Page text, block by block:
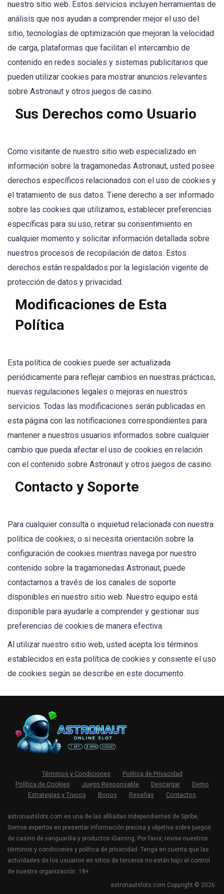
nuestro sitio web. Estos servicios incluyen herramientas de
análisis que nos ayudan a comprender mejor el uso del
sitio, tecnologías de optimización que mejoran la velocidad
de carga, plataformas que facilitan el intercambio de
contenido en redes sociales y sistemas publicitarios que
pueden utilizar cookies para mostrar anuncios relevantes
sobre Astronaut y otros juegos de casino.
Sus Derechos como Usuario
Como visitante de nuestro sitio web especializado en
información sobre la tragamonedas Astronaut, usted posee
derechos específicos relacionados con el uso de cookies y
el tratamiento de sus datos. Tiene derecho a ser informado
sobre las cookies que utilizamos, establecer preferencias
específicas para su uso, retirar su consentimiento en
cualquier momento y solicitar información detallada sobre
nuestros procesos de recopilación de datos. Estos
derechos están respaldados por la legislación vigente de
protección de datos y privacidad.
Modificaciones de Esta
Política
Esta política de cookies puede ser actualizada
periódicamente para reflejar cambios en nuestras prácticas,
nuevas regulaciones legales o mejoras en nuestros
servicios. Todas las modificaciones serán publicadas en
esta página con las notificaciones correspondientes para
mantener a nuestros usuarios informados sobre cualquier
cambio que pueda afectar el uso de cookies en relación
con el contenido sobre Astronaut y otros juegos de casino.
Contacto y Soporte
Para cualquier consulta o inquietud relacionada con nuestra
política de cookies, o si necesita orientación sobre la
configuración de cookies mientras navega por nuestro
contenido sobre la tragamonedas Astronaut, puede
contactarnos a través de los canales de soporte
disponibles en nuestro sitio web. Nuestro equipo está
disponible para ayudarle a comprender y gestionar sus
preferencias de cookies de manera efectiva.
Al utilizar nuestro sitio web, usted acepta los términos
establecidos en esta política de cookies y consiente el uso
de cookies según se describe en este documento.
Términos y Condiciones
Política de Privacidad
Política de Cookies
Juego Responsable Descargar
Demo
Estrategias y Trucos
Bonos Reseñas Contactos
astronautslots.com es una de las afiliadas independientes de Spribe.
Somos expertos en presentar información precisa y objetiva sobre juegos
de casino de vanguardia y productos iGaming. Por favor, revise nuestros
términos y condiciones y política de privacidad. Tenga en cuenta que las
actividades de los usuarios en sitios de terceros no están bajo el control
de nuestra organización. 18+
astronautslots.com Copyright © 2026.